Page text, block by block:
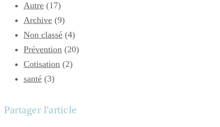
Autre (17)
Archive (9)
Non classé (4)
Prévention (20)
Cotisation (2)
santé (3)
Partager l'article